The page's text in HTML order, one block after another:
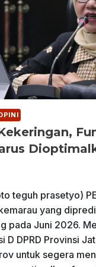
teguh prasetyo)
yang
pada Juni 2026.
D DPRD Provinsi
untuk segera